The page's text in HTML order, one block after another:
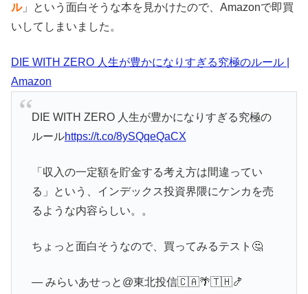
ル」という面白そうな本を見かけたので、Amazonで即買
いしてしまいました。
DIE WITH ZERO 人生が豊かになりすぎる究極のルール |
Amazon
DIE WITH ZERO 人生が豊かになりすぎる究極の
ルールhttps://t.co/8ySQqeQaCX
「収入の一定額を貯金する考え方は間違ってい
る」という、インデックス投資界隈にケンカを売
るような内容らしい。。
ちょっと面白そうなので、買ってみるテスト🤔
— みらいあせっと@東北投信🇨🇦🌴🇹🇭🍤